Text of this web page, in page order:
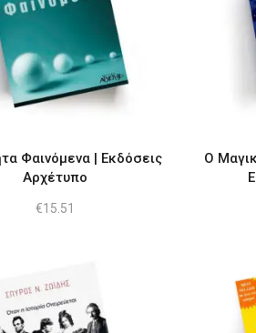
Φαινόμενα | Εκδόσεις
Αρχέτυπο
€15.51
Ο